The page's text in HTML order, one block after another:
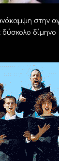
στην
δίμηνο